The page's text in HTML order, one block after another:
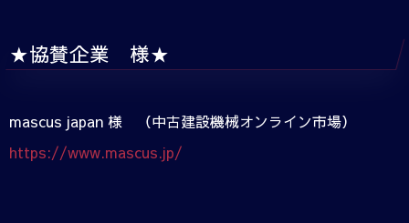
★協賛企業 様★
mascus japan 様 （中古建設機械オンライン市場）
https://www.mascus.jp/